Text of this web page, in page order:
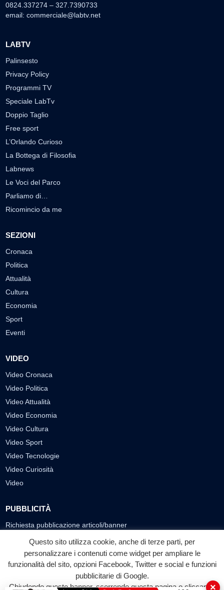
0824.337274 – 327.7390733
email: commerciale@labtv.net
LABTV
Palinsesto
Privacy Policy
Programmi TV
Speciale LabTv
Doppio Taglio
Free sport
L’Orlando Curioso
La Bottega di Filosofia
Labnews
Le Voci del Parco
Parliamo di…
Ricomincio da me
SEZIONI
Cronaca
Politica
Attualità
Cultura
Economia
Sport
Eventi
VIDEO
Video Cronaca
Video Politica
Video Attualità
Video Economia
Video Cultura
Video Sport
Video Tecnologie
Video Curiosità
Video
PUBBLICITÀ
Richiesta pubblicazione articoli/banner
SEGUICI SUI SOCIAL
f
Facebook
◎ ▶
YouTube
Questo sito utilizza cookie, anche di terze parti, per
personalizzare i contenuti come widget per ampliare le
funzionalità del sito, opzioni Facebook, Twitter e social e funzioni
pubblicitarie di Google.
Chiudendo questo banner, scorrendo questa pagina o cliccando
×